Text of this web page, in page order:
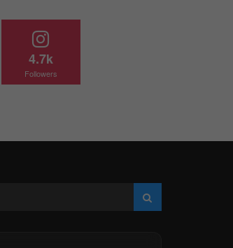
4.7k
Followers